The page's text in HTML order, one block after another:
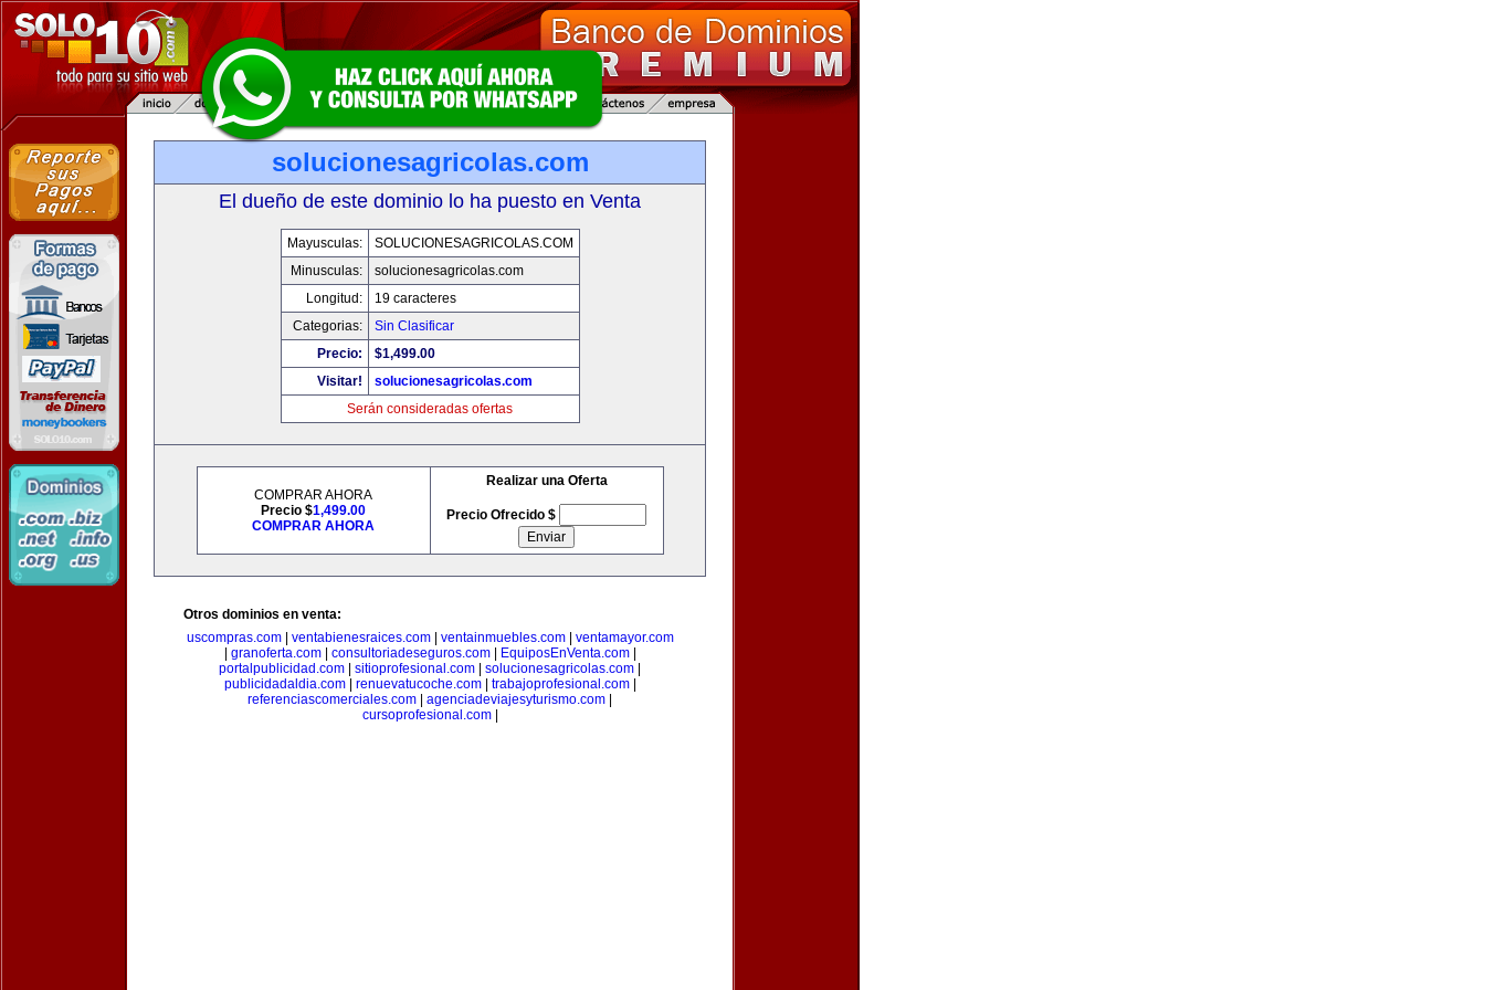
solucionesagricolas.com
El dueño de este dominio lo ha puesto en Venta
Mayusculas:
SOLUCIONESAGRICOLAS.COM
Minusculas:
solucionesagricolas.com
Longitud:
19 caracteres
Categorias:
Sin Clasificar
Precio:
$1,499.00
Visitar!
solucionesagricolas.com
Serán consideradas ofertas
COMPRAR AHORA
Precio $1,499.00
COMPRAR AHORA
Realizar una Oferta
Precio Ofrecido $
Otros dominios en venta:
uscompras.com| ventabienesraices.com| ventainmuebles.com| ventamayor.com
granoferta.com| consultoriadeseguros.com| EquiposEnVenta.com|
portalpublicidad.com
sitioprofesional.com solucionesagricolas.com
publicidadaldia.com| renuevatucoche.com| trabajoprofesional.com|
referenciascomerciales.com
agenciadeviajesyturismo.com
cursoprofesional.com|